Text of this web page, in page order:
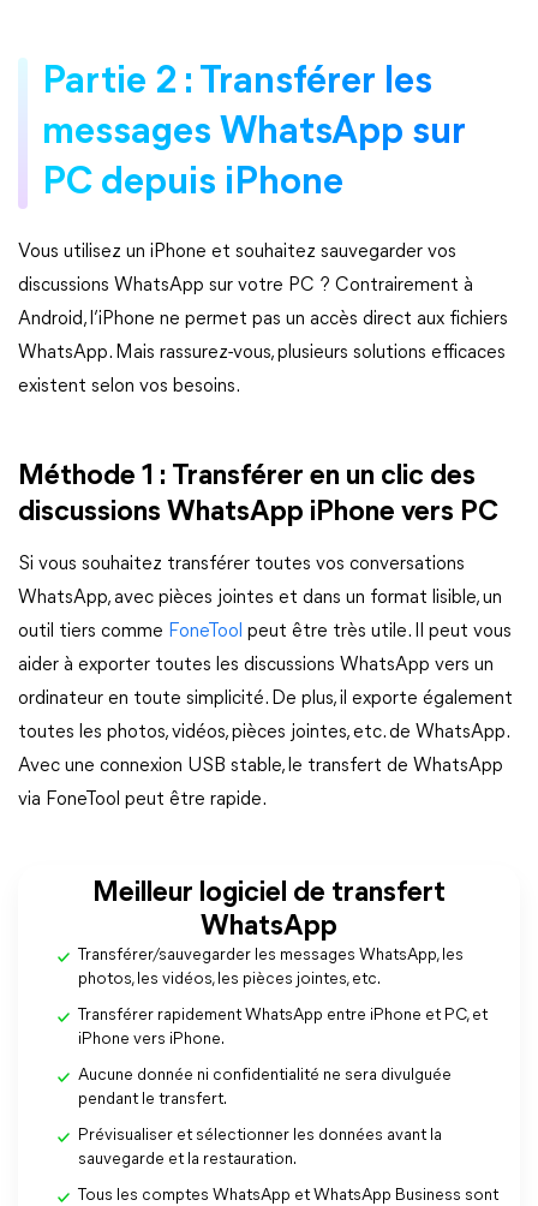
Partie 2 : Transférer les
messages WhatsApp sur
PC depuis iPhone
Vous utilisez un iPhone et souhaitez sauvegarder vos
discussions WhatsApp sur votre PC ? Contrairement à
Android, l’iPhone ne permet pas un accès direct aux fichiers
WhatsApp. Mais rassurez-vous, plusieurs solutions efficaces
existent selon vos besoins.
Méthode 1 : Transférer en un clic des
discussions WhatsApp iPhone vers PC
Si vous souhaitez transférer toutes vos conversations
WhatsApp, avec pièces jointes et dans un format lisible, un
outil tiers comme FoneTool peut être très utile. Il peut vous
aider à exporter toutes les discussions WhatsApp vers un
ordinateur en toute simplicité. De plus, il exporte également
toutes les photos, vidéos, pièces jointes, etc. de WhatsApp.
Avec une connexion USB stable, le transfert de WhatsApp
via FoneTool peut être rapide.
Meilleur logiciel de transfert
WhatsApp
Transférer/sauvegarder les messages WhatsApp, les
photos, les vidéos, les pièces jointes, etc.
Transférer rapidement WhatsApp entre iPhone et PC, et
iPhone vers iPhone.
Aucune donnée ni confidentialité ne sera divulguée
pendant le transfert.
Prévisualiser et sélectionner les données avant la
sauvegarde et la restauration.
Tous les comptes WhatsApp et WhatsApp Business sont